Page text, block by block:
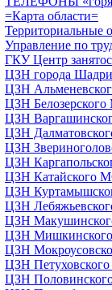
=Карта области=
Территориальные
Управление по
ГКУ Центр
ЦЗН города
ЦЗН
ЦЗН
ЦЗН
ЦЗН
ЦЗН
ЦЗН
ЦЗН Катайского
ЦЗН
ЦЗН
ЦЗН
ЦЗН
ЦЗН
ЦЗН
ЦЗН